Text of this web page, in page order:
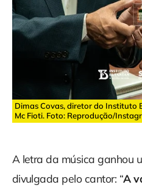
Dimas Covas, diretor do Instituto
Mc Fioti. Foto: Reprodução/
A letra da música ganhou
divulgada pelo cantor: “A